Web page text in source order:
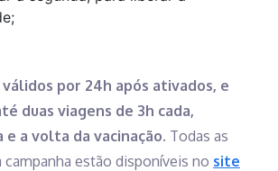
válidos por 24h após ativados, e
duas viagens de 3h cada,
e a volta da vacinação. Todas as
estão disponíveis no site